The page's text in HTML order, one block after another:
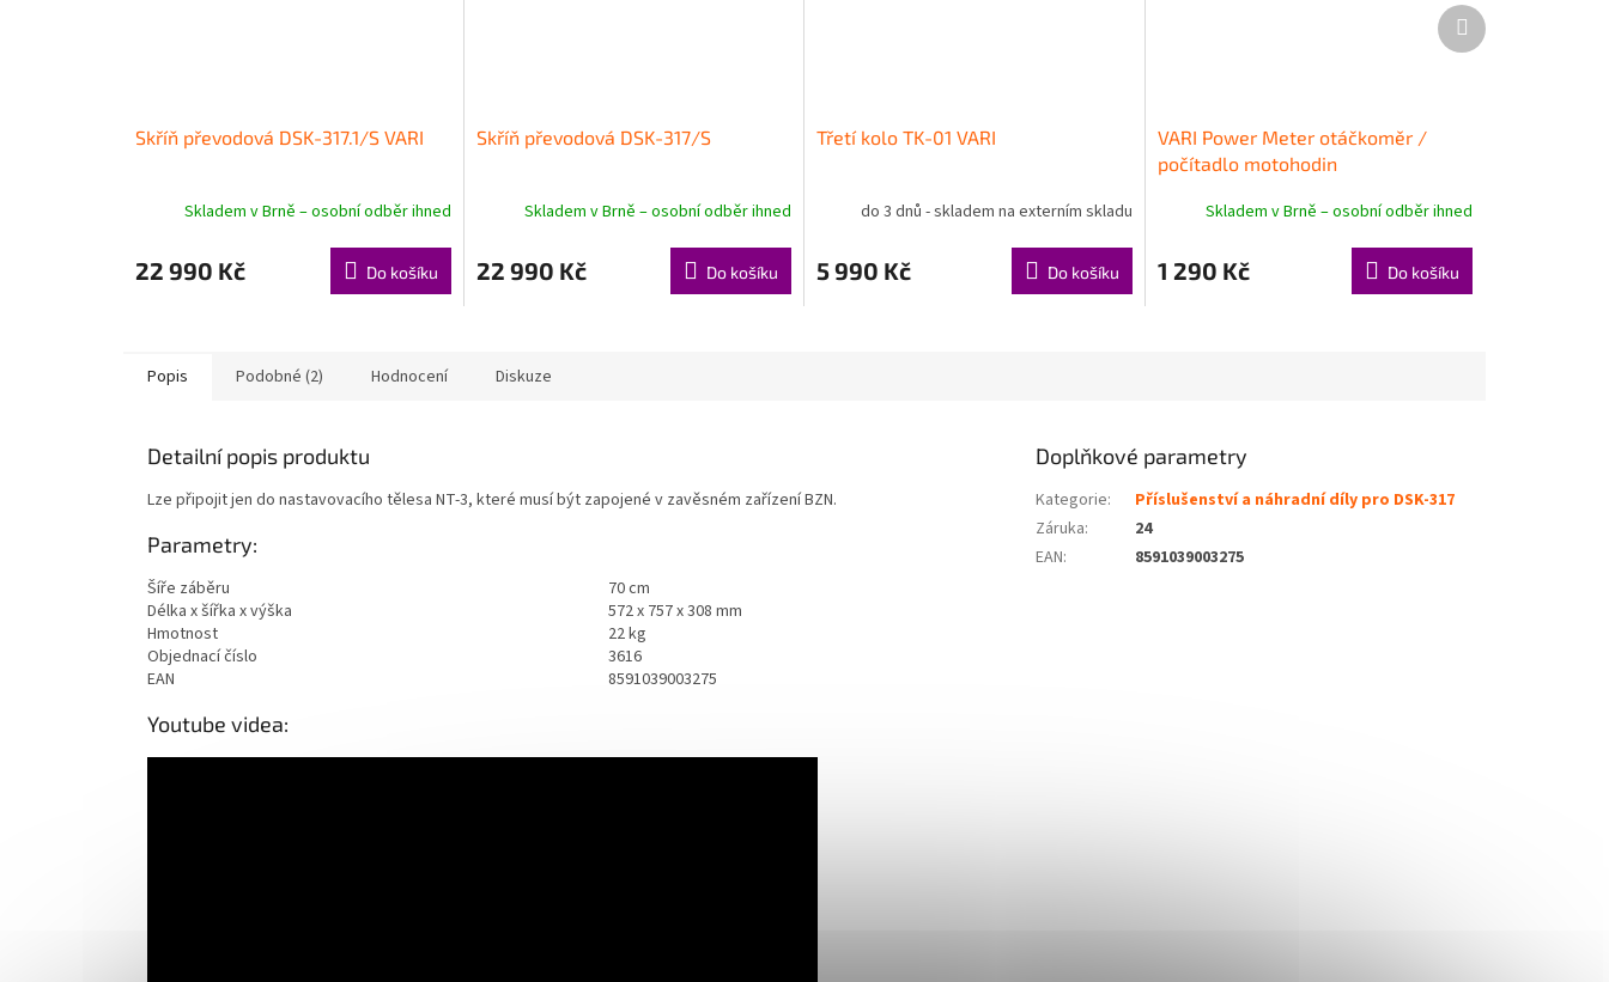
Skříň převodová DSK-317.1/S VARI
Skladem v Brně – osobní odběr ihned
22 990 Kč Do košíku
Skříň převodová DSK-317/S
Skladem v Brně – osobní odběr ihned
22 990 Kč Do košíku
Třetí kolo TK-01 VARI
do 3 dnů - skladem na externím skladu
5 990 Kč Do košíku
VARI Power Meter otáčkoměr /
počítadlo motohodin
Skladem v Brně – osobní odběr ihned
1 290 Kč Do košíku
Další
produkt
Popis Podobné (2) Hodnocení Diskuze
Detailní popis produktu
Lze připojit jen do nastavovacího tělesa NT-3, které musí být zapojené v zavěsném zařízení BZN.
Parametry:
Šíře záběru
70 cm
Délka x šířka x výška
572 x 757 x 308 mm
Hmotnost
22 kg
Objednací číslo
3616
EAN
8591039003275
Youtube videa:
Doplňkové parametry
Kategorie:
Příslušenství a náhradní díly pro DSK-317
Záruka:
24
EAN: 8591039003275